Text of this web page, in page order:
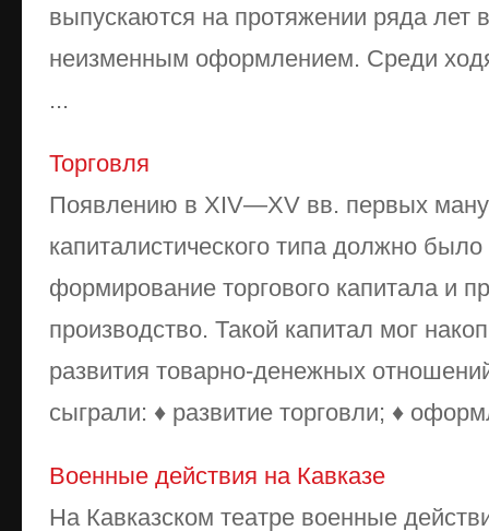
выпускаются на протяжении ряда лет
неизменным оформлением. Среди
...
Торговля
Появлению в XIV—XV вв. первых
капиталистического типа должно было
формирование торгового капитала и
производство. Такой капитал мог
развития товарно-денежных
сыграли: ♦ развитие торговли; ♦
Военные действия на Кавказе
На Кавказском театре военные